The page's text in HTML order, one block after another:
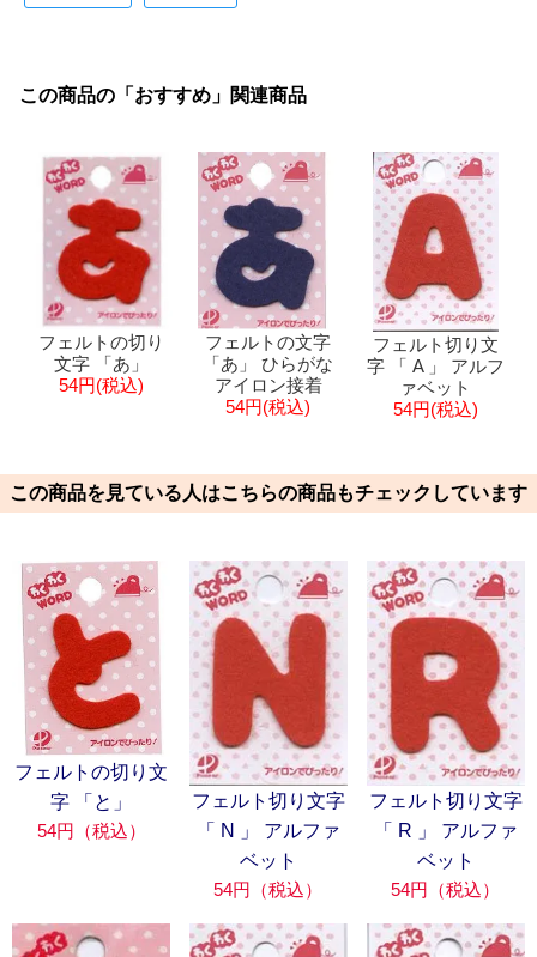
この商品の「おすすめ」関連商品
フェルトの切り
文字 「あ」
54円(税込)
フェルトの文字
「あ」 ひらがな
アイロン接着
54円(税込)
フェルト切り文
字 「 A 」 アルフ
ァベット
54円(税込)
この商品を見ている人はこちらの商品もチェックしています
フェルトの切り文
字 「と」
54円（税込）
フェルト切り文字
「 N 」 アルファ
ベット
54円（税込）
フェルト切り文字
「 R 」 アルファ
ベット
54円（税込）